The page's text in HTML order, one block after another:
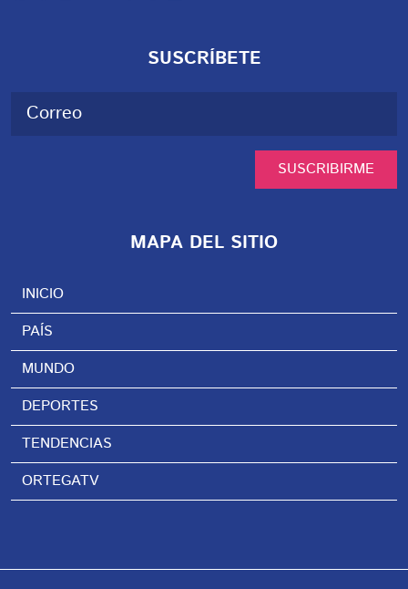
SUSCRÍBETE
SUSCRIBIRME
MAPA DEL SITIO
INICIO
PAÍS
MUNDO
DEPORTES
TENDENCIAS
ORTEGATV